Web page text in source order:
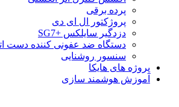
پرده برقی
پروژکتور ال ای دی
دزدگیر سایلکس +SG7
دستگاه ضد عفونی کننده دست
سنسور روشنایی
پروژه های هایکا
آموزش هوشمند سازی